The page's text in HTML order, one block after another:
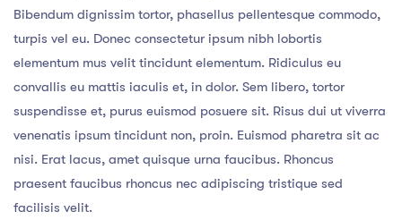
Bibendum dignissim tortor, phasellus pellentesque commodo,
turpis vel eu. Donec consectetur ipsum nibh lobortis
elementum mus velit tincidunt elementum. Ridiculus eu
convallis eu mattis iaculis et, in dolor. Sem libero, tortor
suspendisse et, purus euismod posuere sit. Risus dui ut viverra
venenatis ipsum tincidunt non, proin. Euismod pharetra sit ac
nisi. Erat lacus, amet quisque urna faucibus. Rhoncus
praesent faucibus rhoncus nec adipiscing tristique sed
facilisis velit.